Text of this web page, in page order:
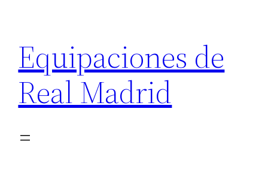
contenido
Equipaciones de
Real Madrid